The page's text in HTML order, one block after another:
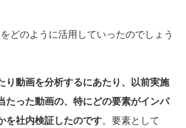
どのように活用していったのでしょう
り動画を分析するにあたり、以前実施
たった動画の、特にどの要素がインパ
を社内検証したのです。要素として